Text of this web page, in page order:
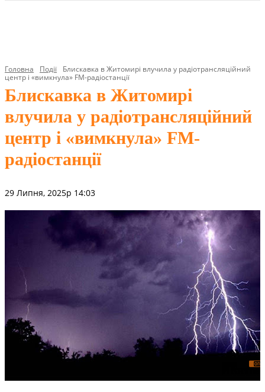
Головна Події
Блискавка в Житомирі влучила у радіотрансляційний
центр і «вимкнула» FM-радіостанції
Блискавка в Житомирі
влучила у радіотрансляційний
центр і «вимкнула» FM-
радіостанції
29 Липня, 2025р 14:03